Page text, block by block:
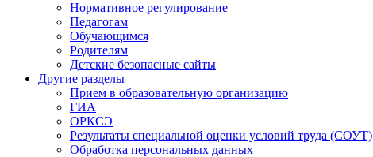
Нормативное регулирование
Педагогам
Обучающимся
Родителям
Детские безопасные сайты
Другие разделы
Прием в образовательную организацию
ГИА
ОРКСЭ
Результаты специальной оценки условий труда (СОУТ)
Обработка персональных данных